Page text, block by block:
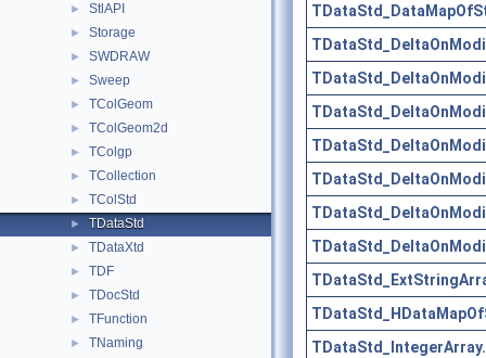
► StlAPI
► Storage
► SWDRAW
► Sweep
► TColGeom
► TColGeom2d
► TColgp
► TCollection
► TColStd
► TDataStd
► TDataXtd
► TDF
► TDocStd
► TFunction
► TNaming